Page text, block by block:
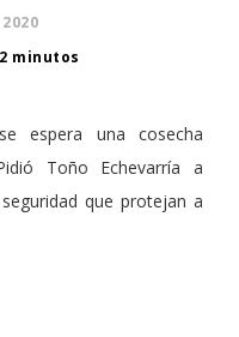
minutos
espera una cosecha
Toño Echevarría a
que protejan a